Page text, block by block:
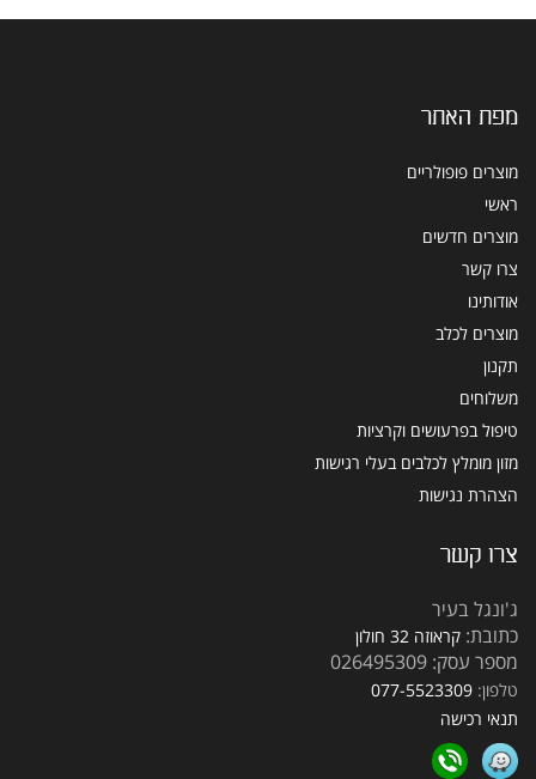
מפת האתר
מוצרים פופולריים
ראשי
מוצרים חדשים
צרו קשר
אודותינו
מוצרים לכלב
תקנון
משלוחים
טיפול בפרעושים וקרציות
מזון מומלץ לכלבים בעלי רגישות
הצהרת נגישות
צרו קשר
ג'ונגל בעיר
כתובת: קראוזה 32 חולון
מספר עסק: 026495309
טלפון: 077-5523309
תנאי רכישה